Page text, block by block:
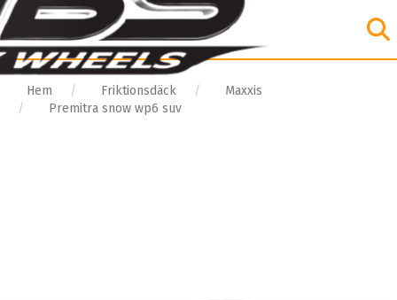
Hem Friktionsdäck
Maxxis
Premitra snow wp6 suv